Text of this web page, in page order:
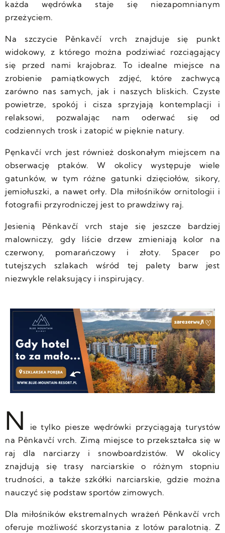
każda wędrówka staje się niezapomnianym
przeżyciem.
Na szczycie Pěnkavčí vrch znajduje się punkt
widokowy, z którego można podziwiać rozciągający
się przed nami krajobraz. To idealne miejsce na
zrobienie pamiątkowych zdjęć, które zachwycą
zarówno nas samych, jak i naszych bliskich. Czyste
powietrze, spokój i cisza sprzyjają kontemplacji i
relaksowi, pozwalając nam oderwać się od
codziennych trosk i zatopić w pięknie natury.
Pęnkavčí vrch jest również doskonałym miejscem na
obserwację ptaków. W okolicy występuje wiele
gatunków, w tym różne gatunki dzięciołów, sikory,
jemiołuszki, a nawet orły. Dla miłośników ornitologii i
fotografii przyrodniczej jest to prawdziwy raj.
Jesienią Pěnkavčí vrch staje się jeszcze bardziej
malowniczy, gdy liście drzew zmieniają kolor na
czerwony, pomarańczowy i złoty. Spacer po
tutejszych szlakach wśród tej palety barw jest
niezwykle relaksujący i inspirujący.
N
ie tylko piesze wędrówki przyciągają turystów
na Pěnkavčí vrch. Zimą miejsce to przekształca się w
raj dla narciarzy i snowboardzistów. W okolicy
znajdują się trasy narciarskie o różnym stopniu
trudności, a także szkółki narciarskie, gdzie można
nauczyć się podstaw sportów zimowych.
Dla miłośników ekstremalnych wrażeń Pěnkavčí vrch
oferuje możliwość skorzystania z lotów paralotnią. Z